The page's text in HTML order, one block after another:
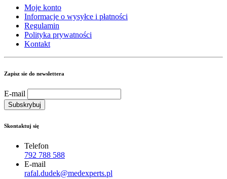
Moje konto
Informacje o wysyłce i płatności
Regulamin
Polityka prywatności
Kontakt
Zapisz sie do newslettera
E-mail
Skontaktuj się
Telefon
792 788 588
E-mail
rafal.dudek@medexperts.pl